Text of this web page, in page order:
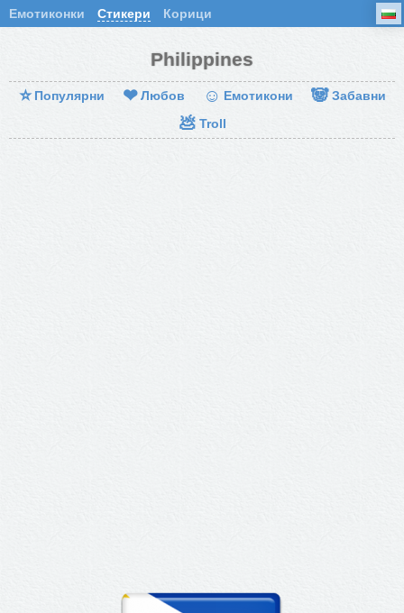
Емотиконки Стикери Корици
Philippines
⭐ Популярни ❤ Любов ☺ Емотикони 🐼 Забавни
💩 Troll